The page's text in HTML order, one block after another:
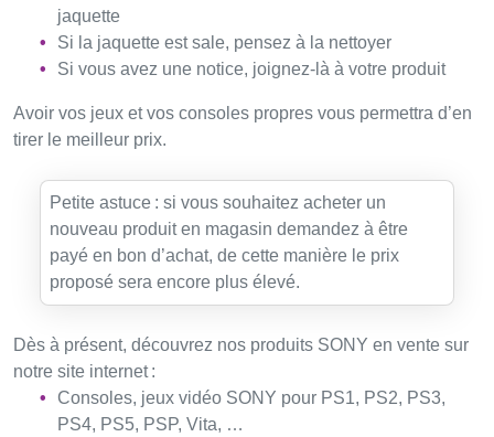
jaquette
Si la jaquette est sale, pensez à la nettoyer
Si vous avez une notice, joignez-là à votre produit
Avoir vos jeux et vos consoles propres vous permettra d’en
tirer le meilleur prix.
Petite astuce : si vous souhaitez acheter un
nouveau produit en magasin demandez à être
payé en bon d’achat, de cette manière le prix
proposé sera encore plus élevé.
Dès à présent, découvrez nos produits SONY en vente sur
notre site internet :
Consoles, jeux vidéo SONY pour PS1, PS2, PS3,
PS4, PS5, PSP, Vita, …